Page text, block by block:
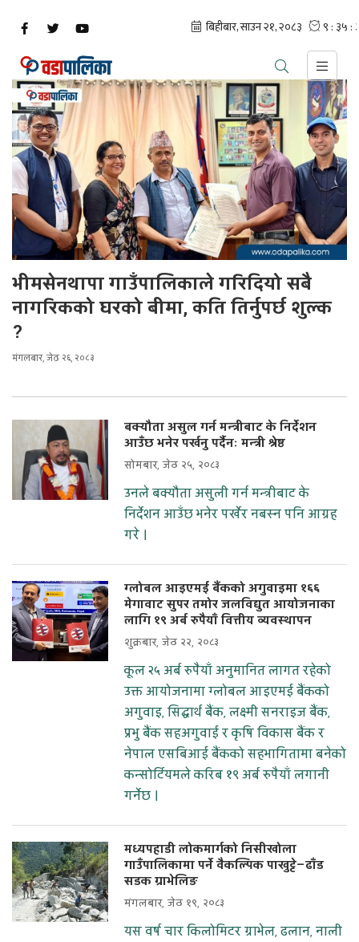
भीमसेनथापा गाउँपालिकाले गरिदियो सबै
नागरिकको घरको बीमा, कति तिर्नुपर्छ शुल्क
?
मंगलबार, जेठ २६, २०८३
बक्यौता असुल गर्न मन्त्रीबाट के निर्देशन
आउँछ भनेर पर्खनु पर्दैनः मन्त्री श्रेष्ठ
सोमबार, जेठ २५, २०८३
उनले बक्यौता असुली गर्न मन्त्रीबाट के
निर्देशन आउँछ भनेर पर्खेर नबस्न पनि आग्रह
गरे ।
ग्लोबल आइएमई बैंकको अगुवाइमा १६६
मेगावाट सुपर तमोर जलविद्युत आयोजनाका
लागि १९ अर्ब रुपैयाँ वित्तीय व्यवस्थापन
शुक्रबार, जेठ २२, २०८३
कूल २५ अर्ब रुपैयाँ अनुमानित लागत रहेको
उक्त आयोजनामा ग्लोबल आइएमई बैंकको
अगुवाइ, सिद्धार्थ बैंक, लक्ष्मी सनराइज बैंक,
प्रभु बैंक सहअगुवाई र कृषि विकास बैंक र
नेपाल एसबिआई बैंकको सहभागितामा बनेको
कन्सोर्टियमले करिब १९ अर्ब रुपैयाँ लगानी
गर्नेछ ।
मध्यपहाडी लोकमार्गको निसीखोला
गाउँपालिकामा पर्ने वैकल्पिक पाखुट्टे—ढाँड
सडक ग्राभेलिङ
मंगलबार, जेठ १९, २०८३
यस वर्ष चार किलोमिटर ग्राभेल, ढलान, नाली